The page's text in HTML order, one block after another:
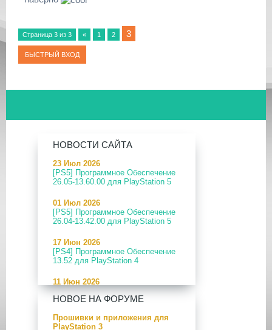
Страница 3 из 3 « 1 2 3
НОВОСТИ САЙТА
23 Июл 2026
[PS5] Программное Обеспечение
26.05-13.60.00 для PlayStation 5
01 Июл 2026
[PS5] Программное Обеспечение
26.04-13.42.00 для PlayStation 5
17 Июн 2026
[PS4] Программное Обеспечение
13.52 для PlayStation 4
11 Июн 2026
[PS5] Программное Обеспечение
26.04-13.40.00 для PlayStation 5
24 Апр 2026
НОВОЕ НА ФОРУМЕ
Прошивки и приложения для
PlayStation 3